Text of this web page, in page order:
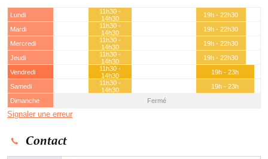
Lundi
11h30 -
14h30
19h - 22h30
Mardi
11h30 -
14h30
19h - 22h30
Mercredi
11h30 -
14h30
19h - 22h30
Jeudi
11h30 -
14h30
19h - 22h30
Vendredi
11h30 -
14h30
19h - 23h
Samedi
11h30 -
14h30
19h - 23h
Dimanche
Fermé
Signaler une erreur
Contact